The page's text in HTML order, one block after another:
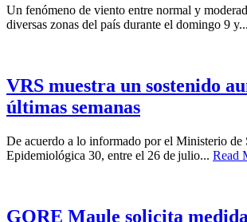
Un fenómeno de viento entre normal y
diversas zonas del país durante el domingo 9 y...
VRS muestra un sostenido
últimas semanas
De acuerdo a lo informado por el Ministerio de
Epidemiológica 30, entre el 26 de julio... Read
GORE Maule solicita